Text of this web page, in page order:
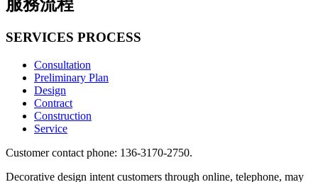
服務流程
SERVICES PROCESS
Consultation
Preliminary Plan
Design
Contract
Construction
Service
Customer contact phone: 136-3170-2750.
Decorative design intent customers through online, telephone, may